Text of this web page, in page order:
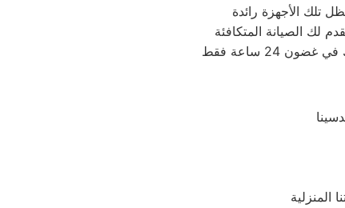
تلك الأجهزة رائدة